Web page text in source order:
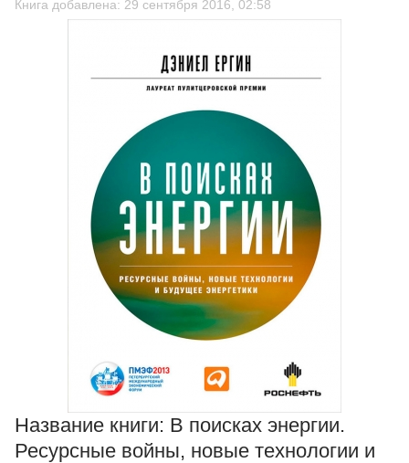
Книга добавлена: 29 сентября 2016, 02:58
Название книги: В поисках энергии.
Ресурсные войны, новые технологии и